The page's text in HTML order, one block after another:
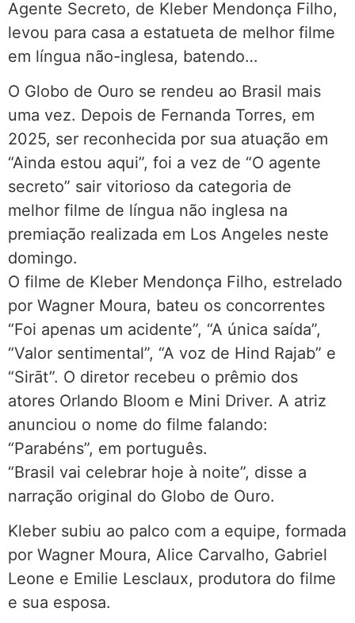
Agente Secreto, de Kleber Mendonça Filho,
levou para casa a estatueta de melhor filme
em língua não-inglesa, batendo…
O Globo de Ouro se rendeu ao Brasil mais
uma vez. Depois de Fernanda Torres, em
2025, ser reconhecida por sua atuação em
“Ainda estou aqui”, foi a vez de “O agente
secreto” sair vitorioso da categoria de
melhor filme de língua não inglesa na
premiação realizada em Los Angeles neste
domingo.
O filme de Kleber Mendonça Filho, estrelado
por Wagner Moura, bateu os concorrentes
“Foi apenas um acidente”, “A única saída”,
“Valor sentimental”, “A voz de Hind Rajab” e
“Sirāt”. O diretor recebeu o prêmio dos
atores Orlando Bloom e Mini Driver. A atriz
anunciou o nome do filme falando:
“Parabéns”, em português.
“Brasil vai celebrar hoje à noite”, disse a
narração original do Globo de Ouro.
Kleber subiu ao palco com a equipe, formada
por Wagner Moura, Alice Carvalho, Gabriel
Leone e Emilie Lesclaux, produtora do filme
e sua esposa.